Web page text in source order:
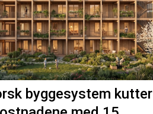
byggesystem kutter